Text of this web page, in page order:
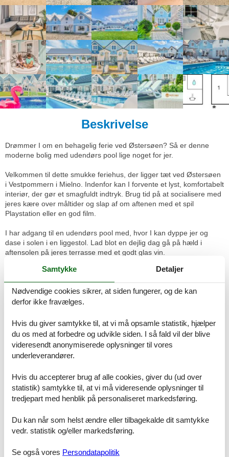
Beskrivelse
Drømmer I om en behagelig ferie ved Østersøen? Så er denne
moderne bolig med udendørs pool lige noget for jer.
Velkommen til dette smukke feriehus, der ligger tæt ved Østersøen
i Vestpommern i Mielno. Indenfor kan I forvente et lyst, komfortabelt
interiør, der gør et smagfuldt indtryk. Brug tid på at socialisere med
jeres kære over måltider og slap af om aftenen med et spil
Playstation eller en god film.
I har adgang til en udendørs pool med, hvor I kan dyppe jer og
dase i solen i en liggestol. Lad blot en dejlig dag gå på hæld i
aftensolen på jeres terrasse med et godt glas vin.
Huset ligger tæt på Østersøen, som indbyder til dejlige, rolige
gåture langs vandet. Der er lagt op til nogle lækre dage i solen med
friske dyp og solbadning, mens de små bygger sandslotte. I kan
også leje cykler og heste i nærheden til fornøjelige udflugter.
Der venter jer en afslappende ferie ved Østersøen i dette skønne
hus.
Rumindretning
Feriebolig
Soveværelse, 12 m², 4 personer
Dobbeltseng
Soveværelse, 12 m², 4 personer
Dobbeltseng
Badeværelse, 6 m²
Samtykke Detaljer
Nødvendige cookies sikrer, at siden fungerer, og de kan
derfor ikke fravælges.
Hvis du giver samtykke til, at vi må opsamle statistik, hjælper
du os med at forbedre og udvikle siden. I så fald vil der blive
videresendt anonymiserede oplysninger til vores
underleverandører.
Hvis du accepterer brug af alle cookies, giver du (ud over
statistik) samtykke til, at vi må videresende oplysninger til
tredjepart med henblik på personaliseret markedsføring.
Du kan når som helst ændre eller tilbagekalde dit samtykke
vedr. statistik og/eller markedsføring.
Se også vores Persondatapolitik